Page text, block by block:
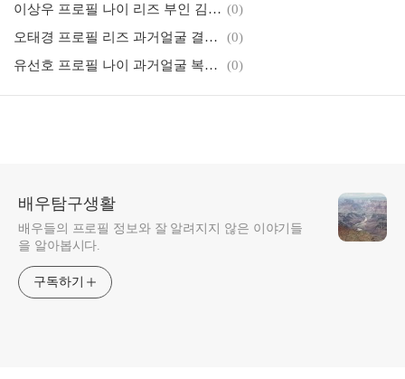
이상우 프로필 나이 리즈 부인 김소연 자녀 MBTI 근황 (0)
오태경 프로필 리즈 과거얼굴 결혼 부인 근황 작품활동
(0)
유선호 프로필 나이 과거얼굴 복근 학력 MBTI 작품활동
(0)
배우탐구생활
배우들의 프로필 정보와 잘 알려지지 않은 이야기들
을 알아봅시다.
구독하기